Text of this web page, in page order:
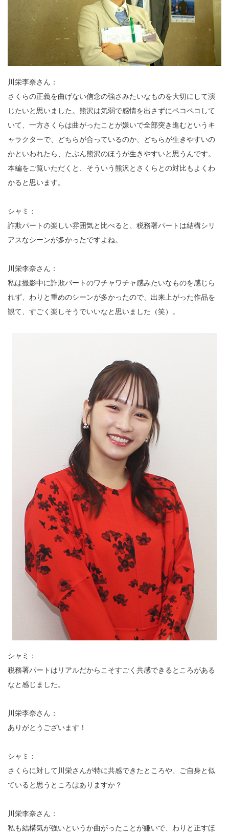
川栄李奈さん：
さくらの正義を曲げない信念の強さみたいなものを大切にして演
じたいと思いました。熊沢は気弱で感情を出さずにペコペコして
いて、一方さくらは曲がったことが嫌いで全部突き進むというキ
ャラクターで、どちらが合っているのか、どちらが生きやすいの
かといわれたら、たぶん熊沢のほうが生きやすいと思うんです。
本編をご覧いただくと、そういう熊沢とさくらとの対比もよくわ
かると思います。
シャミ：
詐欺パートの楽しい雰囲気と比べると、税務署パートは結構シリ
アスなシーンが多かったですよね。
川栄李奈さん：
私は撮影中に詐欺パートのワチャワチャ感みたいなものを感じら
れず、わりと重めのシーンが多かったので、出来上がった作品を
観て、すごく楽しそうでいいなと思いました（笑）。
シャミ：
税務署パートはリアルだからこそすごく共感できるところがある
なと感じました。
川栄李奈さん：
ありがとうございます！
シャミ：
さくらに対して川栄さんが特に共感できたところや、ご自身と似
ていると思うところはありますか？
川栄李奈さん：
私も結構気が強いというか曲がったことが嫌いで、わりと正すほ